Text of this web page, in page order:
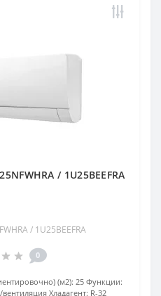
/ 1U25BEEFRA
/ 1U25BEEFRA
0
(м2): 25 Функции:
Хладагент: R-32